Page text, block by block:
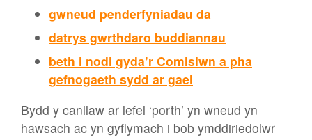
gwneud penderfyniadau da
datrys gwrthdaro buddiannau
beth i nodi gyda’r Comisiwn a pha
gefnogaeth sydd ar gael
Bydd y canllaw ar lefel ‘porth’ yn wneud yn
hawsach ac yn gyflymach i bob ymddiriedolwr